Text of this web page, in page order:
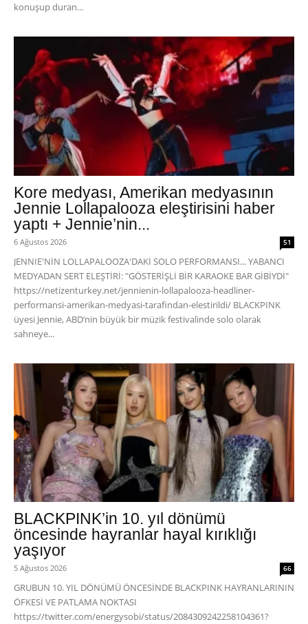
konuşup duran...
Kore medyası, Amerikan medyasının
Jennie Lollapalooza eleştirisini haber
yaptı + Jennie’nin...
6 Ağustos 2026 51
JENNIE'NİN LOLLAPALOOZA'DAKİ SOLO PERFORMANSI... YABANCI
MEDYADAN SERT ELEŞTİRİ: "GÖSTERİŞLİ BİR KARAOKE BAR GİBİYDİ"
https://netizenturkey.net/jennienin-lollapalooza-headliner-
performansi-amerikan-medyasi-tarafindan-elestirildi/ BLACKPINK
üyesi Jennie, ABD’nin büyük bir müzik festivalinde solo olarak
sahneye...
BLACKPINK’in 10. yıl dönümü
öncesinde hayranlar hayal kırıklığı
yaşıyor
5 Ağustos 2026 66
GRUBUN 10. YIL DÖNÜMÜ ÖNCESİNDE BLACKPINK HAYRANLARININ
ÖFKESİ VE PATLAMA NOKTASI
https://twitter.com/energysobi/status/2084309242258104361?